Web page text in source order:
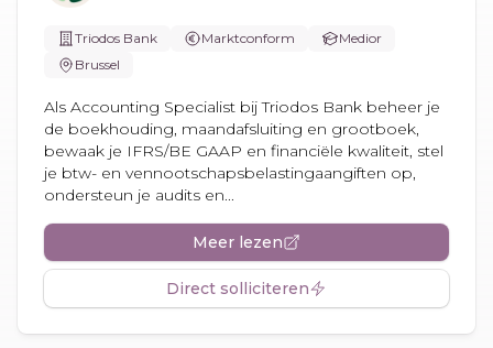
Triodos Bank Marktconform
Medior
Brussel
Als Accounting Specialist bij Triodos Bank beheer je
de boekhouding, maandafsluiting en grootboek,
bewaak je IFRS/BE GAAP en financiële kwaliteit, stel
je btw- en vennootschapsbelastingaangiften op,
ondersteun je audits en...
Meer lezen
Direct solliciteren